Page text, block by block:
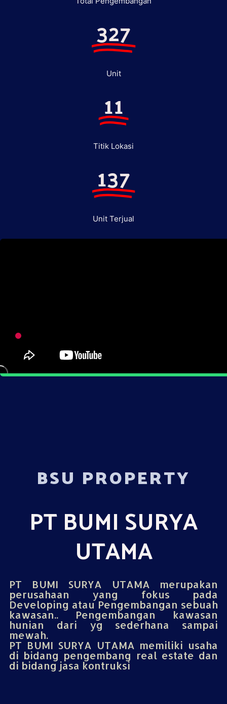
327
Unit
11
Titik Lokasi
137
Unit Terjual
BSU PROPERTY
PT BUMI SURYA
UTAMA
PT BUMI SURYA UTAMA merupakan
perusahaan yang fokus pada
Developing atau Pengembangan sebuah
kawasan.. Pengembangan kawasan
hunian dari yg sederhana sampai
mewah.
PT BUMI SURYA UTAMA memiliki usaha
di bidang pengembang real estate dan
di bidang jasa kontruksi